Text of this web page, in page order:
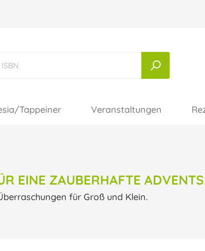
Tappeiner Veranstaltungen
EINE ZAUBERHAFTE
für Groß und Klein.